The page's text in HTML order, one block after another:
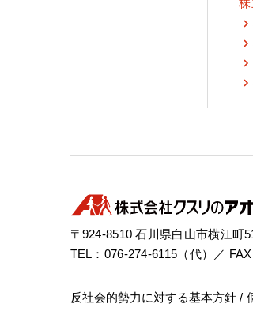
〒924-8510 石川県白山市横江町
TEL：076-274-6115（代）／ FAX
反社会的勢力に対する基本方針